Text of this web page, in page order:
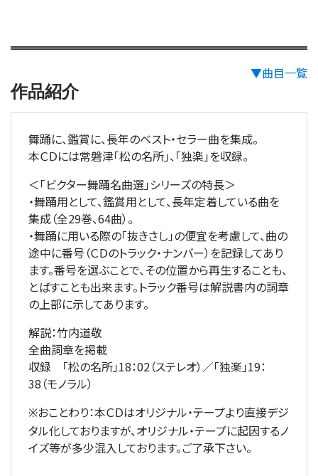
▼曲目一覧
作品紹介
舞踊に、鑑賞に、長年のベスト・セラー曲を集成。
本ＣＤには常磐津「松の名所」、「独楽」を収録。
＜「ビクター舞踊名曲選」シリーズの特長＞
・舞踊用として、鑑賞用として、長年定着している曲を
集成（全29巻、64曲）。
・舞踊に用いる際の「抜きさし」の便宜を考慮して、曲の
途中に番号（ＣＤのトラック・ナンバー）を記録してあり
ます。番号を選ぶことで、その位置から再生することも、
とばすことも出来ます。トラック番号は解説書内の詞章
の上部に示してあります。
解説：竹内道敬
全曲詞章を掲載
収録 「松の名所」18：02（ステレオ）／「独楽」19：
38（モノラル）
※おことわり：本ＣＤはオリジナル・テープより直接デジ
タル化しておりますが、オリジナル・テープに起因するノ
イズ等が多少混入しております。ご了承下さい。